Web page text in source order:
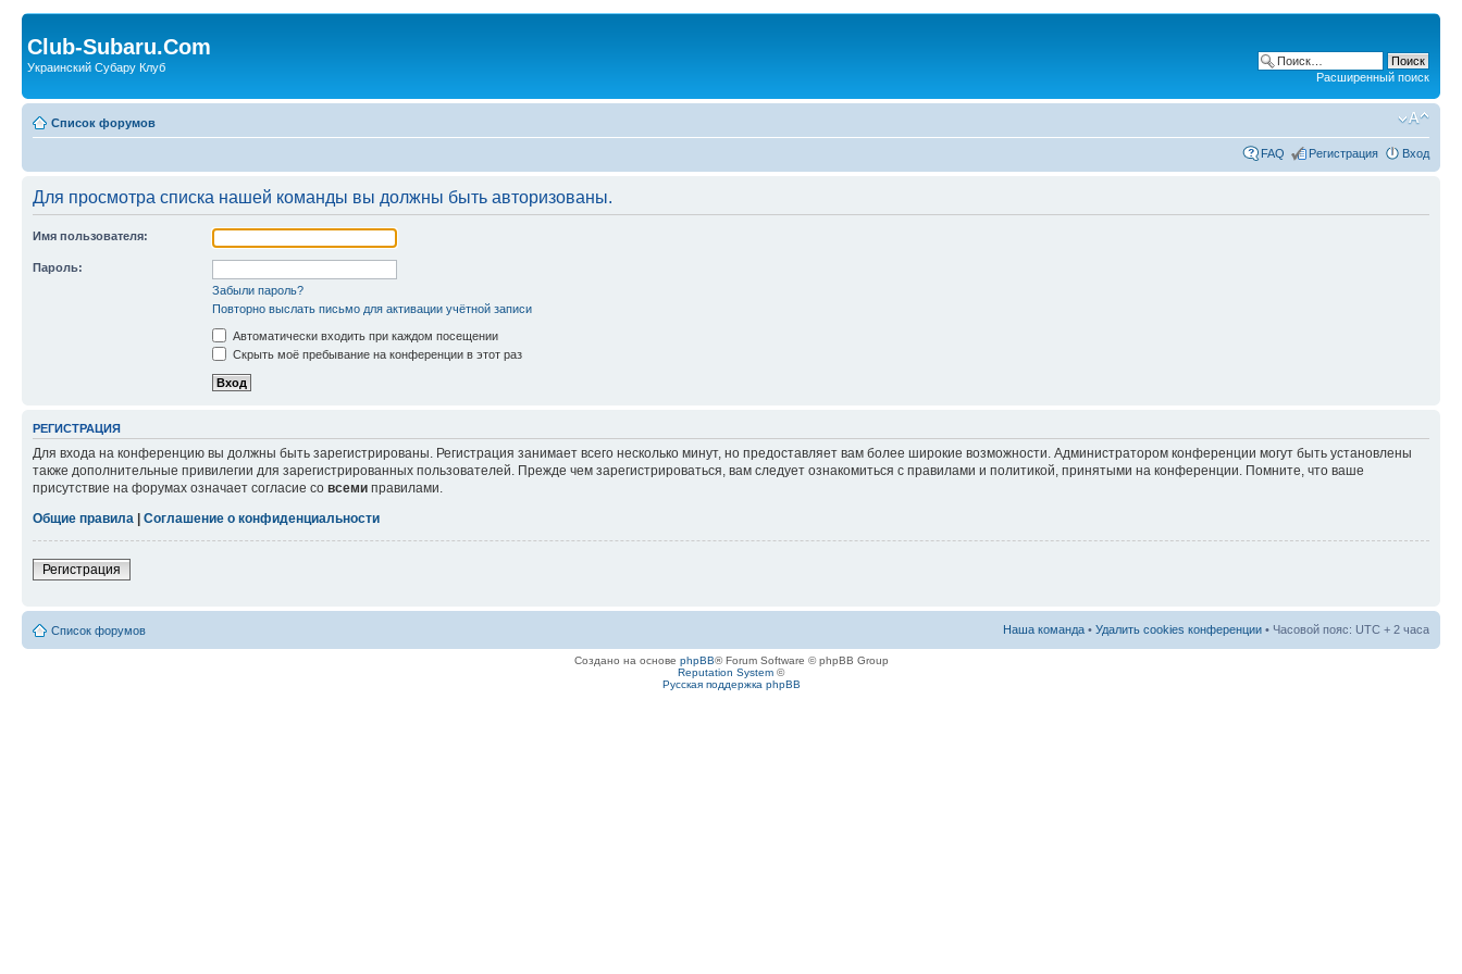
Club-Subaru.Com
Украинский Субару Клуб
Расширенный поиск
Список форумов
FAQ Регистрация Вход
Для просмотра списка нашей команды вы должны быть авторизованы.
Имя пользователя:
Пароль:
Забыли пароль?
Повторно выслать письмо для активации учётной записи
Автоматически входить при каждом посещении
Скрыть моё пребывание на конференции в этот раз
РЕГИСТРАЦИЯ
Для входа на конференцию вы должны быть зарегистрированы. Регистрация занимает всего несколько минут, но предоставляет вам более широкие возможности. Администратором конференции могут быть установлены
также дополнительные привилегии для зарегистрированных пользователей. Прежде чем зарегистрироваться, вам следует ознакомиться с правилами и политикой, принятыми на конференции. Помните, что ваше
присутствие на форумах означает согласие со всеми правилами.
Общие правила
Соглашение о конфиденциальности
Регистрация
Список форумов Наша команда • Удалить cookies конференции • Часовой пояс: UTC + 2 часа
Создано на основе phpBB® Forum Software © phpBB Group
Reputation System ©
Русская поддержка phpBB